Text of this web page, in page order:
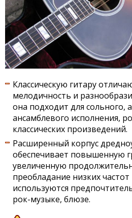
Классическую гитару
мелодичность и
она подходит для
ансамблевого исполнения,
классических произведений.
Расширенный корпус
обеспечивает повышенную
увеличенную
преобладание низких
используются
рок-музыке, блюзе.